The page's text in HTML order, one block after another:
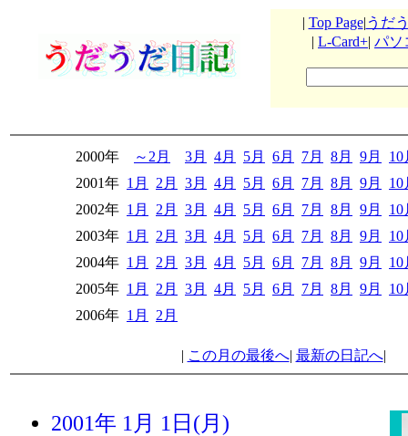
| Top Page| うだ
| L-Card+| パソ
2000年 ～2月 3月 4月 5月 6月 7月 8月 9月
10
2001年 1月 2月 3月 4月 5月 6月 7月 8月 9月
10
2002年 1月 2月 3月 4月 5月 6月 7月 8月 9月
10
2003年 1月 2月 3月 4月 5月 6月 7月 8月 9月
10
2004年 1月 2月 3月 4月 5月 6月 7月 8月 9月
10
2005年 1月 2月 3月 4月 5月 6月 7月 8月 9月
10
2006年 1月 2月
| この月の最後へ| 最新の日記へ|
2001年 1月 1日(月)